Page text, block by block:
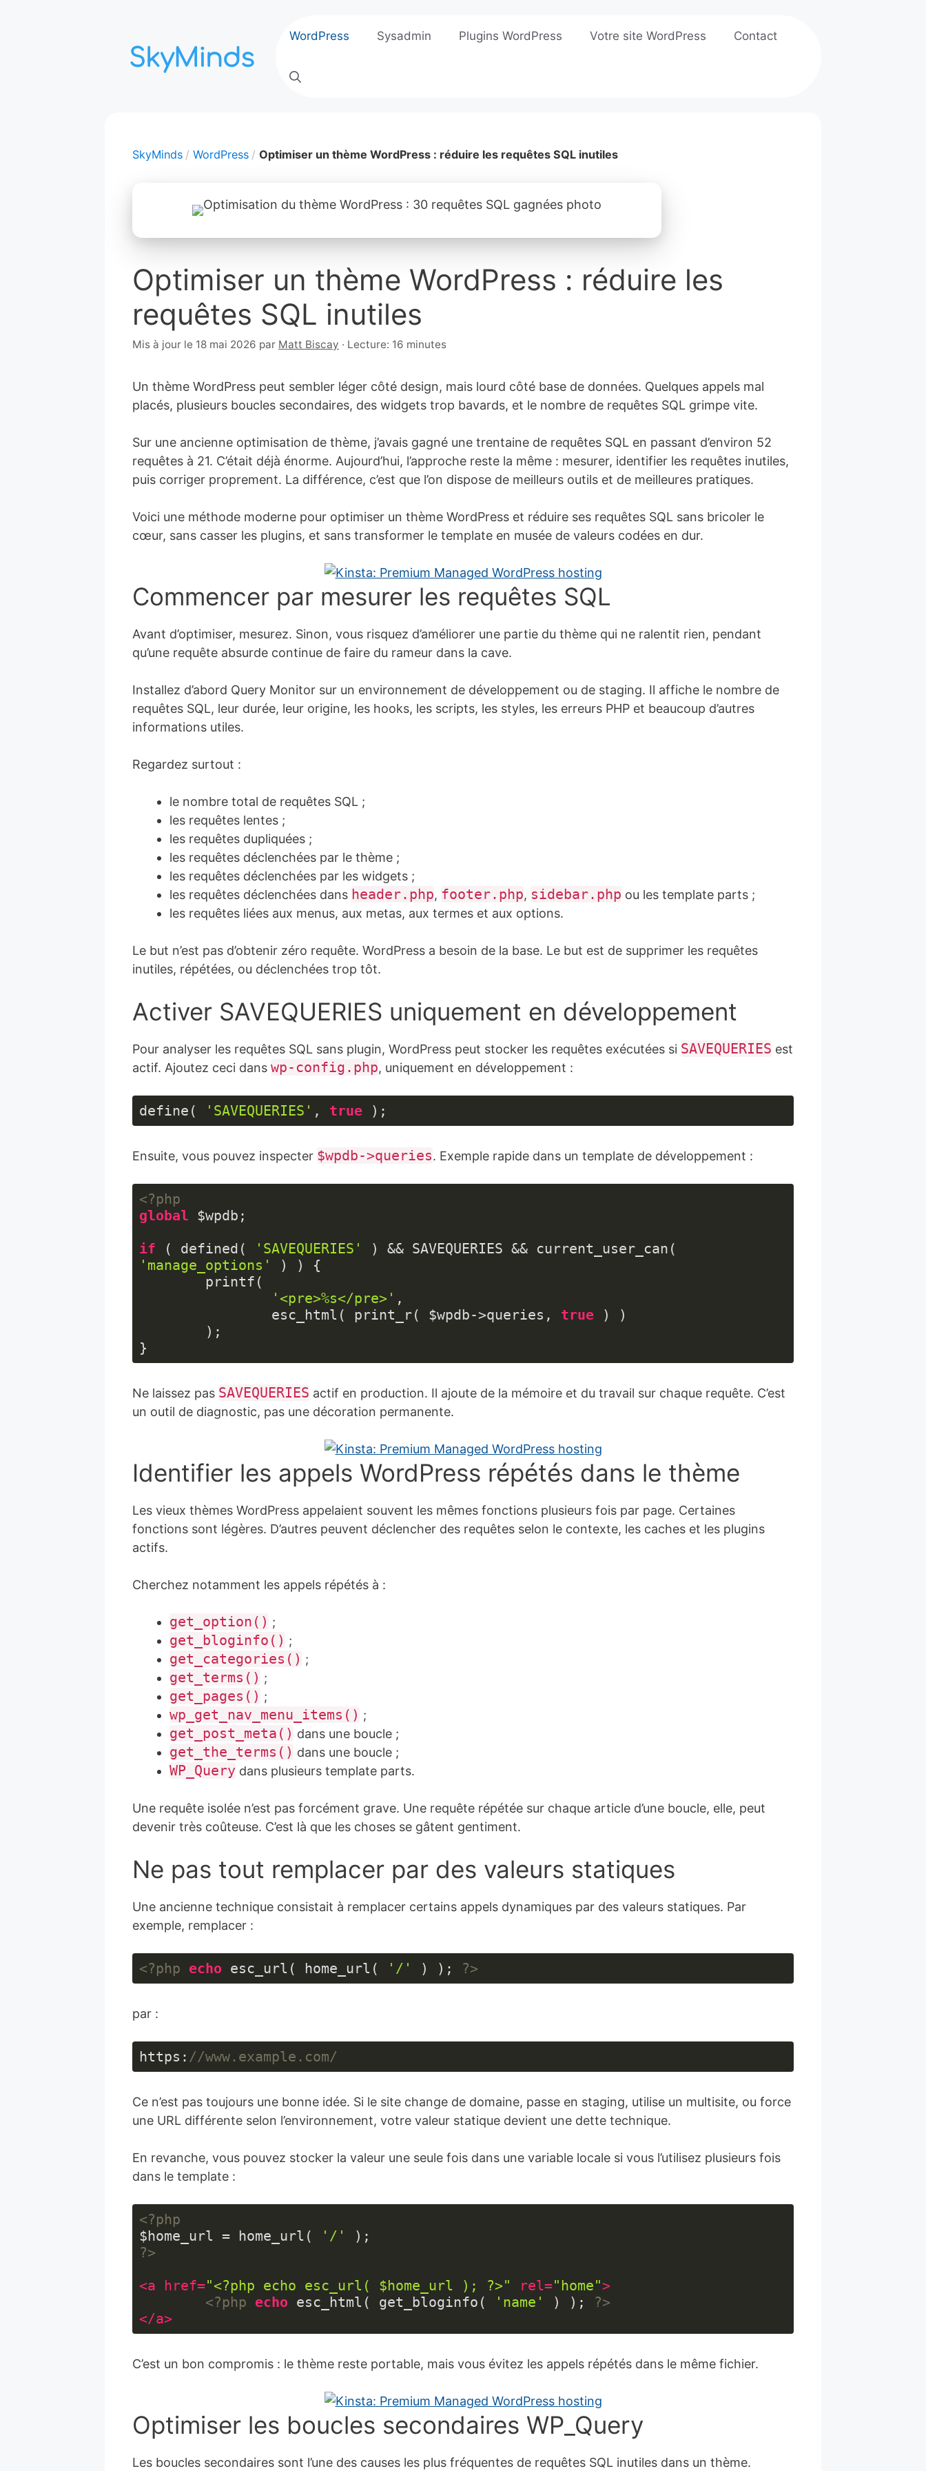
WordPress Sysadmin Plugins WordPress Votre site WordPress Contact
SkyMinds WordPress Optimiser un thème WordPress : réduire les requêtes SQL inutiles
Optimiser un thème WordPress : réduire les
requêtes SQL inutiles
Mis à jour le 18 mai 2026 22
par Matt Biscay · Lecture: 16 minutes
Un thème WordPress peut sembler léger côté design, mais lourd côté base de données. Quelques appels mal
placés, plusieurs boucles secondaires, des widgets trop bavards, et le nombre de requêtes SQL grimpe vite.
Sur une ancienne optimisation de thème, j’avais gagné une trentaine de requêtes SQL en passant d’environ 52
requêtes à 21. C’était déjà énorme. Aujourd’hui, l’approche reste la même : mesurer, identifier les requêtes inutiles,
puis corriger proprement. La différence, c’est que l’on dispose de meilleurs outils et de meilleures pratiques.
Voici une méthode moderne pour optimiser un thème WordPress et réduire ses requêtes SQL sans bricoler le
cœur, sans casser les plugins, et sans transformer le template en musée de valeurs codées en dur.
Commencer par mesurer les requêtes SQL
Avant d’optimiser, mesurez. Sinon, vous risquez d’améliorer une partie du thème qui ne ralentit rien, pendant
qu’une requête absurde continue de faire du rameur dans la cave.
Installez d’abord Query Monitor sur un environnement de développement ou de staging. Il affiche le nombre de
requêtes SQL, leur durée, leur origine, les hooks, les scripts, les styles, les erreurs PHP et beaucoup d’autres
informations utiles.
Regardez surtout :
le nombre total de requêtes SQL ;
les requêtes lentes ;
les requêtes dupliquées ;
les requêtes déclenchées par le thème ;
les requêtes déclenchées par les widgets ;
les requêtes déclenchées dans header.php, footer.php, sidebar.php ou les template parts ;
les requêtes liées aux menus, aux metas, aux termes et aux options.
Le but n’est pas d’obtenir zéro requête. WordPress a besoin de la base. Le but est de supprimer les requêtes
inutiles, répétées, ou déclenchées trop tôt.
Activer SAVEQUERIES uniquement en développement
Pour analyser les requêtes SQL sans plugin, WordPress peut stocker les requêtes exécutées si SAVEQUERIES est
actif. Ajoutez ceci dans wp-config.php, uniquement en développement :
define( 'SAVEQUERIES' , true );
code :
(javascript)
Ensuite, vous pouvez inspecter $wpdb->queries. Exemple rapide dans un template de développement :
<?php
global $wpdb;
if ( defined( 'SAVEQUERIES'
'manage_options'
) ) {
'<pre>%s</pre>' ,
		esc_html( print_r( $wpdb->queries,
true ) )
}
code :
XML
Ne laissez pas SAVEQUERIES actif en production. Il ajoute de la mémoire et du travail sur chaque requête. C’est
un outil de diagnostic, pas une décoration permanente.
Identifier les appels WordPress répétés dans le thème
Les vieux thèmes WordPress appelaient souvent les mêmes fonctions plusieurs fois par page. Certaines
fonctions sont légères. D’autres peuvent déclencher des requêtes selon le contexte, les caches et les plugins
actifs.
Cherchez notamment les appels répétés à :
get_option() ;
get_bloginfo() ;
get_categories() ;
get_terms() ;
get_pages() ;
wp_get_nav_menu_items() ;
get_post_meta() dans une boucle ;
get_the_terms() dans une boucle ;
WP_Query dans plusieurs template parts.
Une requête isolée n’est pas forcément grave. Une requête répétée sur chaque article d’une boucle, elle, peut
devenir très coûteuse. C’est là que les choses se gâtent gentiment.
Ne pas tout remplacer par des valeurs statiques
Une ancienne technique consistait à remplacer certains appels dynamiques par des valeurs statiques. Par
exemple, remplacer :
<?php echo esc_url( home_url( '/' ) ); ?>
code :
XML
xml)
par :
https: //www.example.com/
code :
JavaScript
(javascript )
Ce n’est pas toujours une bonne idée. Si le site change de domaine, passe en staging, utilise un multisite, ou force
une URL différente selon l’environnement, votre valeur statique devient une dette technique.
En revanche, vous pouvez stocker la valeur une seule fois dans une variable locale si vous l’utilisez plusieurs fois
dans le template :
<?php
$home_url = home_url(
'/'
?>
<a href="<?php echo esc_url( $home_url ); ?>" rel="home">
<?php echo esc_html( get_bloginfo( 'name' ) ); ?>
</a>
code :
C’est un bon compromis : le thème reste portable, mais vous évitez les appels répétés dans le même fichier.
Optimiser les boucles secondaires WP_Query
Les boucles secondaires sont l’une des causes les plus fréquentes de requêtes SQL inutiles dans un thème.